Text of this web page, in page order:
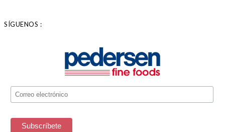
SÍGUENOS :